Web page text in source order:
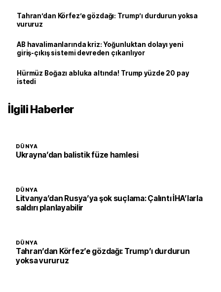
Tahran’dan Körfez’e gözdağı: Trump’ı durdurun yoksa
vururuz
AB havalimanlarında kriz: Yoğunluktan dolayı yeni
giriş-çıkış sistemi devreden çıkarılıyor
Hürmüz Boğazı abluka altında! Trump yüzde 20 pay
istedi
İlgili Haberler
DÜNYA
Ukrayna’dan balistik füze hamlesi
DÜNYA
Litvanya’dan Rusya’ya şok suçlama: Çalıntı İHA’larla
saldırı planlayabilir
DÜNYA
Tahran’dan Körfez’e gözdağı: Trump’ı durdurun
yoksa vururuz